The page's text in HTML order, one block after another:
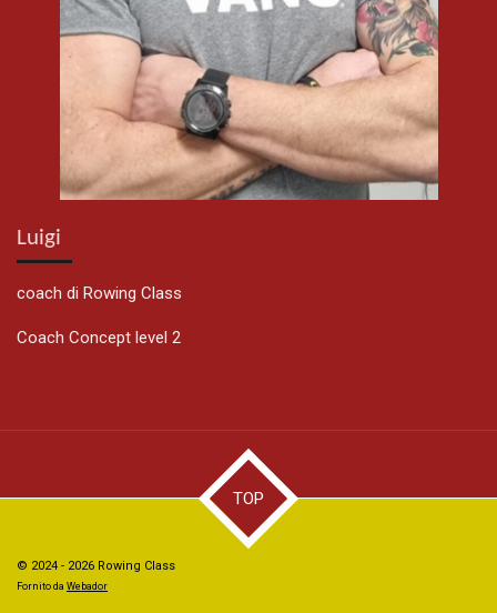
Luigi
coach di Rowing Class
Coach Concept level 2
TOP
© 2024 - 2026 Rowing Class
Fornito da Webador